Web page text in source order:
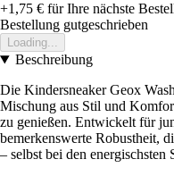
+1,75 € für Ihre nächste
Bestellung gutgeschrieben
Loading...
Beschreibung
Die Kindersneaker Geox
Mischung aus Stil und
zu genießen. Entwickelt für
bemerkenswerte Robustheit,
– selbst bei den energischsten